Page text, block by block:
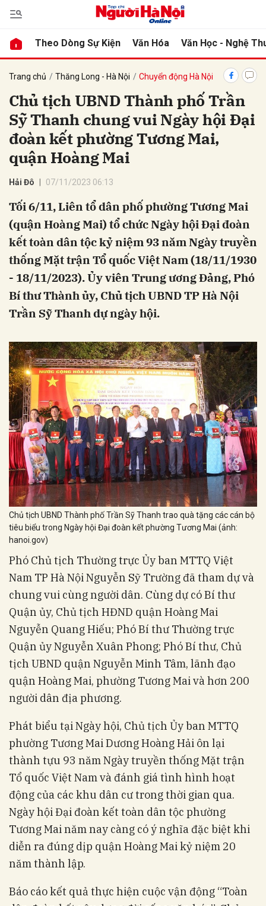
Theo Dòng Sự Kiện Văn Hóa Văn Học - Nghệ
Trang chủ Thăng Long - Hà Nội Chuyển động Hà Nội
Chủ tịch UBND Thành phố Trần
Sỹ Thanh chung vui Ngày hội Đại
đoàn kết phường Tương Mai,
quận Hoàng Mai
Hải Đô 07/11/2023 06:13
Tối 6/11, Liên tổ dân phố phường Tương Mai
(quận Hoàng Mai) tổ chức Ngày hội Đại đoàn
kết toàn dân tộc kỷ niệm 93 năm Ngày truyền
thống Mặt trận Tổ quốc Việt Nam (18/11/1930
- 18/11/2023). Ủy viên Trung ương Đảng, Phó
Bí thư Thành ủy, Chủ tịch UBND TP Hà Nội
Trần Sỹ Thanh dự ngày hội.
Chủ tịch UBND Thành phố Trần Sỹ Thanh trao quà tặng các cán bộ
tiêu biểu trong Ngày hội Đại đoàn kết phường Tương Mai (ảnh:
hanoi.gov)
Phó Chủ tịch Thường trực Ủy ban MTTQ Việt
Nam TP Hà Nội Nguyễn Sỹ Trường đã tham dự và
chung vui cùng người dân. Cùng dự có Bí thư
Quận ủy, Chủ tịch HĐND quận Hoàng Mai
Nguyễn Quang Hiếu; Phó Bí thư Thường trực
Quận ủy Nguyễn Xuân Phong; Phó Bí thư, Chủ
tịch UBND quận Nguyễn Minh Tâm, lãnh đạo
quận Hoàng Mai, phường Tương Mai và hơn 200
người dân địa phương.
Phát biểu tại Ngày hội, Chủ tịch Ủy ban MTTQ
phường Tương Mai Dương Hoàng Hải ôn lại
thành tựu 93 năm Ngày truyền thống Mặt trận
Tổ quốc Việt Nam và đánh giá tình hình hoạt
động của các khu dân cư trong thời gian qua.
Ngày hội Đại đoàn kết toàn dân tộc phường
Tương Mai năm nay càng có ý nghĩa đặc biệt khi
diễn ra đúng dịp quận Hoàng Mai kỷ niệm 20
năm thành lập.
Báo cáo kết quả thực hiện cuộc vận động “Toàn
luận